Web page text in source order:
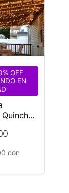
OFF
EN
con